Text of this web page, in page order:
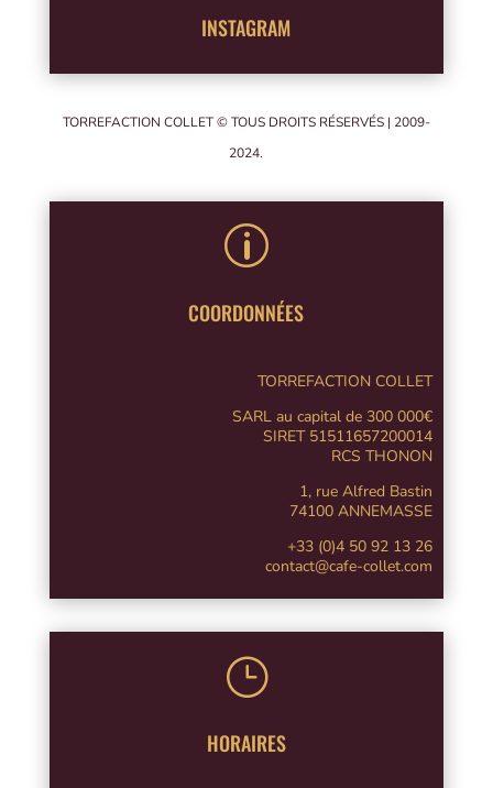
INSTAGRAM
TORREFACTION COLLET © TOUS DROITS RÉSERVÉS | 2009-
2024.
p
COORDONNÉES
TORREFACTION COLLET
SARL au capital de 300 000€
SIRET 51511657200014
RCS THONON
1, rue Alfred Bastin
74100 ANNEMASSE
+33 (0)4 50 92 13 26
contact@cafe-collet.com
}
HORAIRES